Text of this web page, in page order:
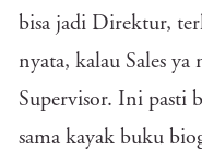
bisa jadi Direktur,
nyata, kalau Sales
Supervisor. Ini pasti
sama kayak buku